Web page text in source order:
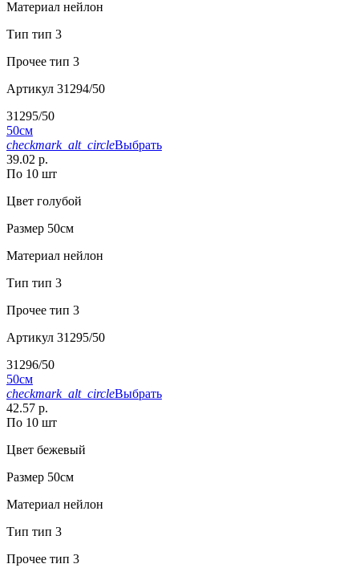
Материал нейлон
Тип тип 3
Прочее тип 3
Артикул 31294/50
31295/50
50см
checkmark_alt_circleВыбрать
39.02 р.
По 10 шт
Цвет голубой
Размер 50см
Материал нейлон
Тип тип 3
Прочее тип 3
Артикул 31295/50
31296/50
50см
checkmark_alt_circleВыбрать
42.57 р.
По 10 шт
Цвет бежевый
Размер 50см
Материал нейлон
Тип тип 3
Прочее тип 3